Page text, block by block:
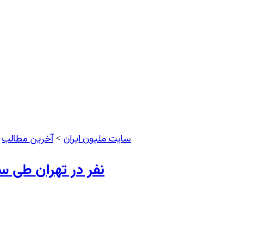
سایت ملیون ایران >آخرین مطالب
۴۱۲ نفر در تهران